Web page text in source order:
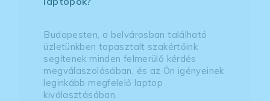
Budapesten, a belvárosban található
üzletünkben tapasztalt szakértőink
segítenek minden felmerülő kérdés
megválaszolásában, és az Ön igényeinek
leginkább megfelelő laptop
kiválasztásában.